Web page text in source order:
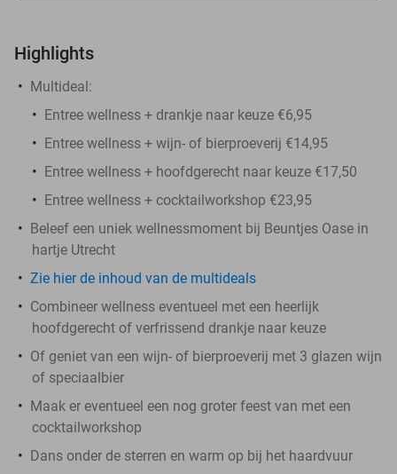
Highlights
Multideal:
Entree wellness + drankje naar keuze €6,95
Entree wellness + wijn- of bierproeverij €14,95
Entree wellness + hoofdgerecht naar keuze €17,50
Entree wellness + cocktailworkshop €23,95
Beleef een uniek wellnessmoment bij Beuntjes Oase in
hartje Utrecht
Zie hier de inhoud van de multideals
Combineer wellness eventueel met een heerlijk
hoofdgerecht of verfrissend drankje naar keuze
Of geniet van een wijn- of bierproeverij met 3 glazen wijn
of speciaalbier
Maak er eventueel een nog groter feest van met een
cocktailworkshop
Dans onder de sterren en warm op bij het haardvuur